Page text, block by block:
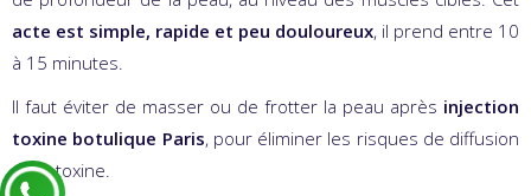
acte est simple, rapide et peu douloureux, il prend entre 10
à 15 minutes.
Il faut éviter de masser ou de frotter la peau après injection
toxine botulique Paris, pour éliminer les risques de diffusion
de la toxine.